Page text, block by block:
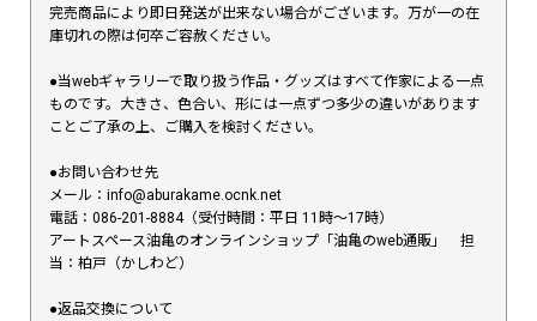
完売商品により即日発送が出来ない場合がございます。万が一の在
庫切れの際は何卒ご容赦ください。
●当webギャラリーで取り扱う作品・グッズはすべて作家による一点
ものです。大きさ、色合い、形には一点ずつ多少の違いがあります
ことご了承の上、ご購入を検討ください。
●お問い合わせ先
メール：info@aburakame.ocnk.net
電話：086-201-8884（受付時間：平日 11時〜17時）
アートスペース油亀のオンラインショップ「油亀のweb通販」 担
当：柏戸（かしわど）
●返品交換について